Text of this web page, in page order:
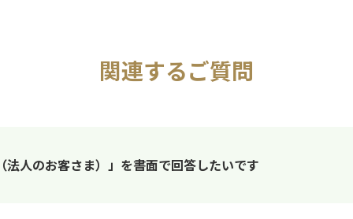
関連するご質問
人のお客さま）」を書面で回答したいです